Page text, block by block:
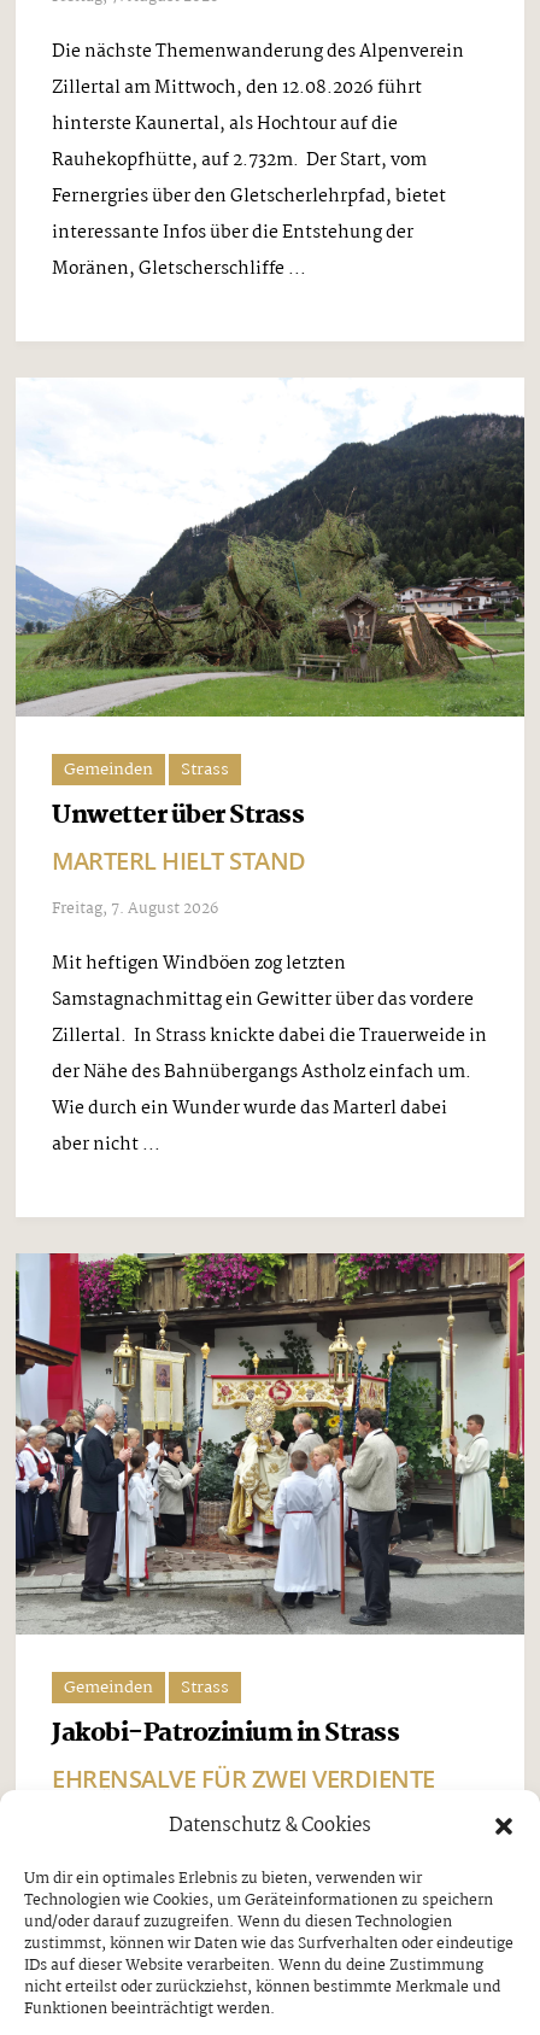
Datenschutz & Cookies
Um dir ein optimales Erlebnis zu bieten, verwenden wir
Technologien wie Cookies, um Geräteinformationen zu speichern
und/oder darauf zuzugreifen. Wenn du diesen Technologien
zustimmst, können wir Daten wie das Surfverhalten oder eindeutige
IDs auf dieser Website verarbeiten. Wenn du deine Zustimmung
nicht erteilst oder zurückziehst, können bestimmte Merkmale und
Funktionen beeinträchtigt werden.
Die nächste Themenwanderung des Alpenverein
Zillertal am Mittwoch, den 12.08.2026 führt
hinterste Kaunertal, als Hochtour auf die
Rauhekopfhütte, auf 2.732m. Der Start, vom
Fernergries über den Gletscherlehrpfad, bietet
interessante Infos über die Entstehung der
Moränen, Gletscherschliffe ...
Gemeinden Strass
Unwetter über Strass
MARTERL HIELT STAND
Freitag, 7. August 2026
Mit heftigen Windböen zog letzten
Samstagnachmittag ein Gewitter über das vordere
Zillertal. In Strass knickte dabei die Trauerweide in
der Nähe des Bahnübergangs Astholz einfach um.
Wie durch ein Wunder wurde das Marterl dabei
aber nicht ...
Gemeinden Strass
Jakobi-Patrozinium in Strass
EHRENSALVE FÜR ZWEI VERDIENTE
Beim Jakobi-Patrozinium am Sonntag, dem 26. Juli,
stand Strass im Zillertal ganz im Zeichen seines
Pfarrpatrons, des heiligen Jakobus. Nach dem
feierlichen Festgottesdienst und der traditionellen